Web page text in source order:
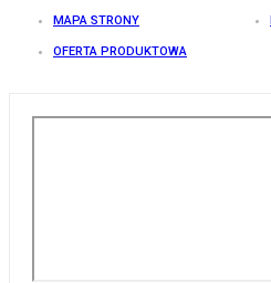
MAPA STRONY
OFERTA PRODUKTOWA